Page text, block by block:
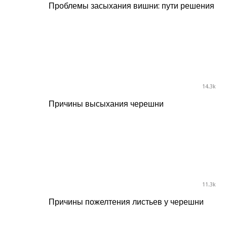
Проблемы засыхания вишни: пути решения
14.3k
Причины высыхания черешни
11.3k
Причины пожелтения листьев у черешни